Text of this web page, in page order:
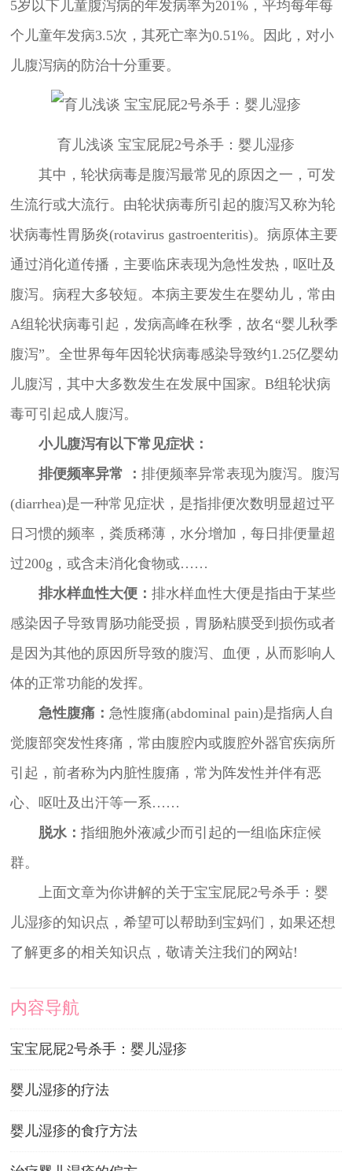
5岁以下儿童腹泻病的年发病率为201%，平均每年每
个儿童年发病3.5次，其死亡率为0.51%。因此，对小
儿腹泻病的防治十分重要。
育儿浅谈 宝宝屁屁2号杀手：婴儿湿疹
其中，轮状病毒是腹泻最常见的原因之一，可发
生流行或大流行。由轮状病毒所引起的腹泻又称为轮
状病毒性胃肠炎(rotavirus gastroenteritis)。病原体主要
通过消化道传播，主要临床表现为急性发热，呕吐及
腹泻。病程大多较短。本病主要发生在婴幼儿，常由
A组轮状病毒引起，发病高峰在秋季，故名“婴儿秋季
腹泻”。全世界每年因轮状病毒感染导致约1.25亿婴幼
儿腹泻，其中大多数发生在发展中国家。B组轮状病
毒可引起成人腹泻。
小儿腹泻有以下常见症状：
排便频率异常 ： 排便频率异常表现为腹泻。腹泻
(diarrhea)是一种常见症状，是指排便次数明显超过平
日习惯的频率，粪质稀薄，水分增加，每日排便量超
过200g，或含未消化食物或……
排水样血性大便： 排水样血性大便是指由于某些
感染因子导致胃肠功能受损，胃肠粘膜受到损伤或者
是因为其他的原因所导致的腹泻、血便，从而影响人
体的正常功能的发挥。
急性腹痛： 急性腹痛(abdominal pain)是指病人自
觉腹部突发性疼痛，常由腹腔内或腹腔外器官疾病所
引起，前者称为内脏性腹痛，常为阵发性并伴有恶
心、呕吐及出汗等一系……
脱水： 指细胞外液减少而引起的一组临床症候
群。
上面文章为你讲解的关于宝宝屁屁2号杀手：婴
儿湿疹的知识点，希望可以帮助到宝妈们，如果还想
了解更多的相关知识点，敬请关注我们的网站!
内容导航
宝宝屁屁2号杀手：婴儿湿疹
婴儿湿疹的疗法
婴儿湿疹的食疗方法